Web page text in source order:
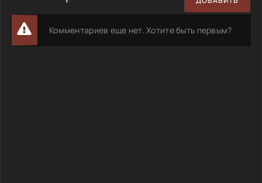
Комментариев еще нет. Хотите быть первым?